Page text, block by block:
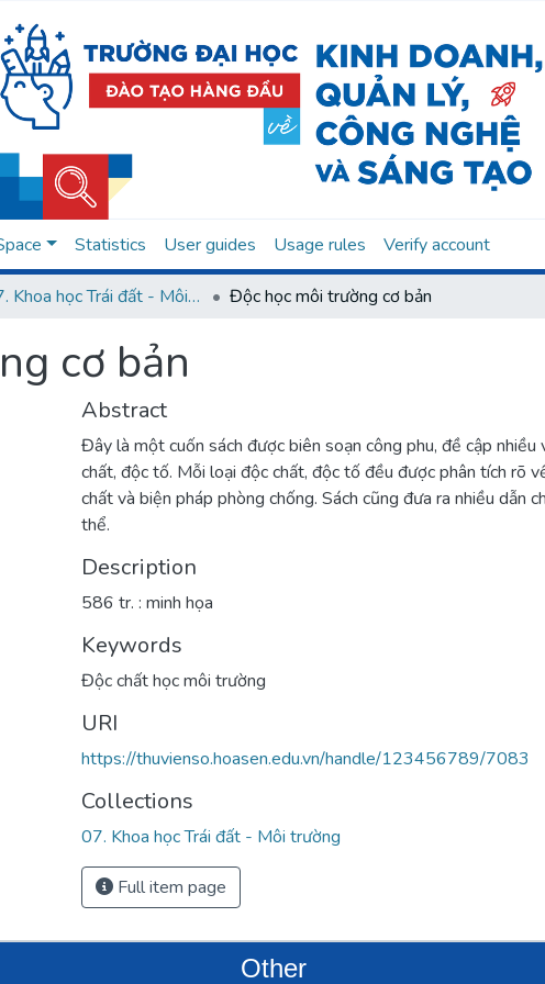
Statistics User guides Usage rules Verify account
07. Khoa học Trái đất - Môi trường Độc học môi trường cơ bản
cơ bản
Abstract
Đây là một cuốn sách được biên soạn công phu, đề cập nhiều
chất, độc tố. Mỗi loại độc chất, độc tố đều được phân tích rõ
chất và biện pháp phòng chống. Sách cũng đưa ra nhiều dẫn
thể.
Description
586 tr. : minh họa
Keywords
Độc chất học môi trường
URI
https://thuvienso.hoasen.edu.vn/handle/123456789/7083
Collections
07. Khoa học Trái đất - Môi trường
Full item page
Other